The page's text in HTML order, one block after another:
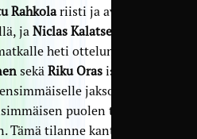
Rahkolariisti ja avasi
ja Niclas Kalatsev
heti ottelun
sekä Riku Orasiskivät
jaksolle, ja
puolen tunnin
Tämä tilanne kantoi myös